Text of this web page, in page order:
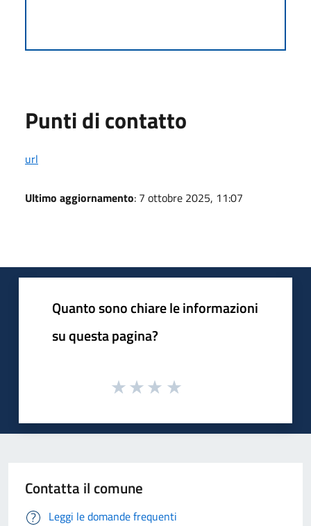
Punti di contatto
url
Ultimo aggiornamento: 7 ottobre 2025, 11:07
Quanto sono chiare le informazioni
su questa pagina?
Contatta il comune
Leggi le domande frequenti